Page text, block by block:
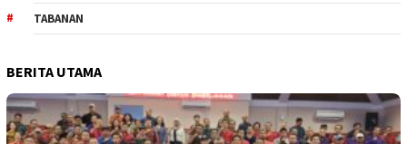
TABANAN
BERITA UTAMA